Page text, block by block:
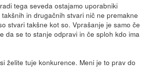
tega seveda ostajamo uporabniki
in drugačnih stvari nič ne premakne
stvari takšne kot so. Vprašanje je samo če
da se to stanje odpravi in če sploh kdo ima
želite tuje konkurence. Meni je to prav do